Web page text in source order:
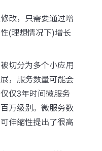
改，只需要通过增
(理想情况下)增长
切分为多个小应用
，服务数量可能会
仅3年时间微服务
万级别。微服务数
伸缩性提出了很高